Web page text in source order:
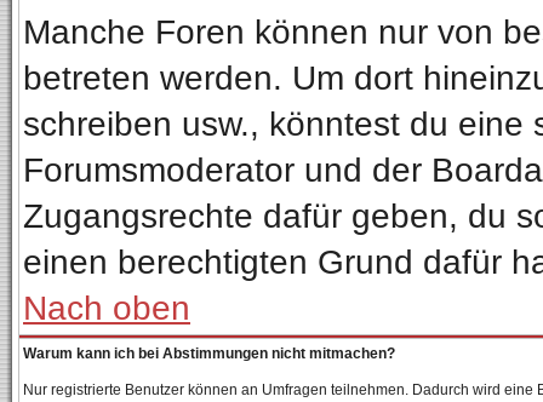
Manche Foren können nur von
betreten werden. Um dort
schreiben usw., könntest du
Forumsmoderator und der
Zugangsrechte dafür geben, du
einen berechtigten Grund dafür
Nach oben
Warum kann ich bei Abstimmungen nicht mitmachen?
Nur registrierte Benutzer können an Umfragen teilnehmen. Dadurch wird